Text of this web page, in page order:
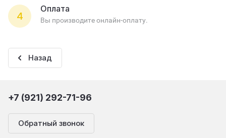
4
Оплата
Вы производите онлайн-оплату.
Назад
+7 (921) 292-71-96
Обратный звонок